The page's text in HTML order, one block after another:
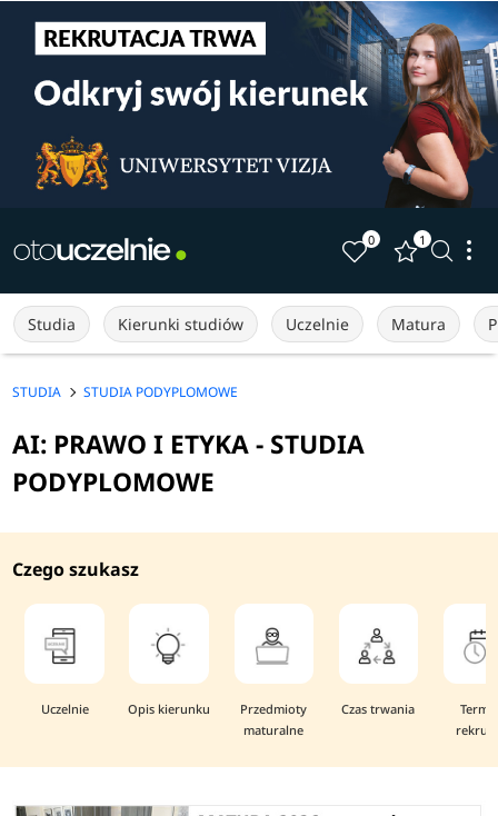
0 1
Studia Kierunki studiów Uczelnie Matura
STUDIA STUDIA PODYPLOMOWE
AI: PRAWO I ETYKA - STUDIA
PODYPLOMOWE
Czego szukasz
Uczelnie Opis kierunku
Przedmioty
maturalne
Czas trwania